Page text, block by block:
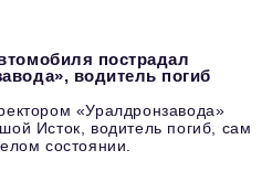
пострадал
водитель погиб
«Уралдронзавода»
Исток, водитель погиб, сам
состоянии.